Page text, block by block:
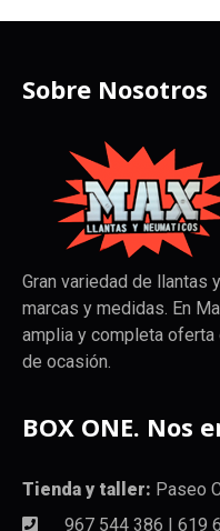
Sobre Nosotros
Gran variedad de llantas
marcas y medidas. En
amplia y completa
de ocasión.
BOX ONE. Nos
Tienda y taller: Paseo
967 544 386 | 619